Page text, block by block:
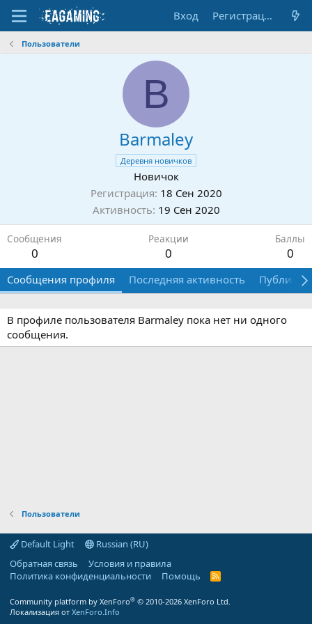
Вход Регистрация
Пользователи
B
Barmaley
Деревня новичков
Новичок
Регистрация 18 Сен 2020
Активность 19 Сен 2020
Сообщения
0
Реакции
0
Баллы
0
Сообщения профиля Последняя активность
В профиле пользователя Barmaley пока нет ни одного
сообщения.
Пользователи
Default Light
Russian (RU)
Обратная связь
Условия и правила
Политика конфиденциальности
Помощь
R
Community platform by XenForo® © 2010-2026 XenForo Ltd.
Локализация от XenForo.Info